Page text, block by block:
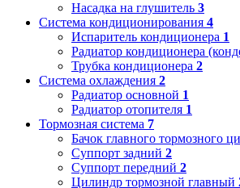
Насадка на глушитель 3
Система кондиционирования 4
Испаритель кондиционера 1
Радиатор кондиционера
Трубка кондиционера 2
Система охлаждения 2
Радиатор основной 1
Радиатор отопителя 1
Тормозная система 7
Бачок главного тормозного
Суппорт задний 2
Суппорт передний 2
Цилиндр тормозной главный